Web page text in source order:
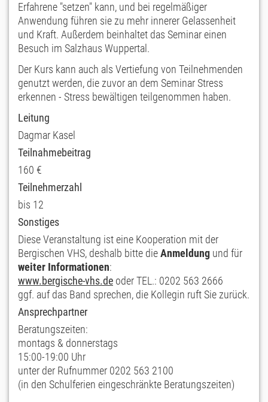
Erfahrene "setzen" kann, und bei regelmäßiger
Anwendung führen sie zu mehr innerer Gelassenheit
und Kraft. Außerdem beinhaltet das Seminar einen
Besuch im Salzhaus Wuppertal.
Der Kurs kann auch als Vertiefung von Teilnehmenden
genutzt werden, die zuvor an dem Seminar Stress
erkennen - Stress bewältigen teilgenommen haben.
Leitung
Dagmar Kasel
Teilnahmebeitrag
160 €
Teilnehmerzahl
bis 12
Sonstiges
Diese Veranstaltung ist eine Kooperation mit der
Bergischen VHS, deshalb bitte dieAnmeldung und für
weiter Informationen:
www.bergische-vhs.de oder TEL.: 0202 563 2666
ggf. auf das Band sprechen, die Kollegin ruft Sie zurück.
Ansprechpartner
Beratungszeiten:
montags & donnerstags
15:00-19:00 Uhr
unter der Rufnummer 0202 563 2100
(in den Schulferien eingeschränkte Beratungszeiten)